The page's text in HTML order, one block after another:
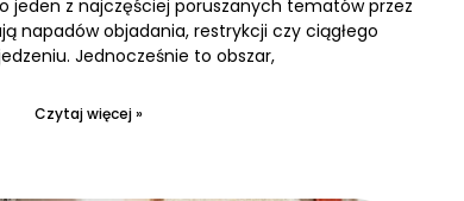
jeden z najczęściej poruszanych tematów przez
napadów objadania, restrykcji czy ciągłego
Jednocześnie to obszar,
Czytaj więcej »